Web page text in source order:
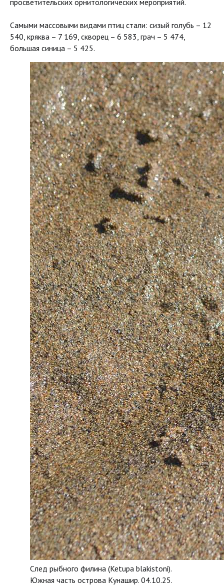
просветительских орнитологических мероприятий.
Самыми массовыми видами птиц стали: сизый голубь – 12
540, кряква – 7 169, скворец – 6 583, грач – 5 474,
большая синица – 5 425.
След рыбного филина (Ketupa blakistoni).
Южная часть острова Кунашир. 04.10.25.